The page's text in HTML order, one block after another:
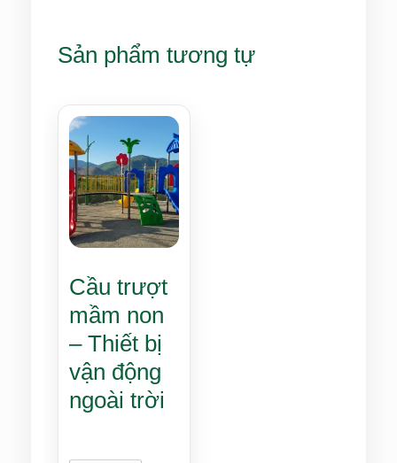
Sản phẩm tương tự
Cầu trượt
mầm non
– Thiết bị
vận động
ngoài trời